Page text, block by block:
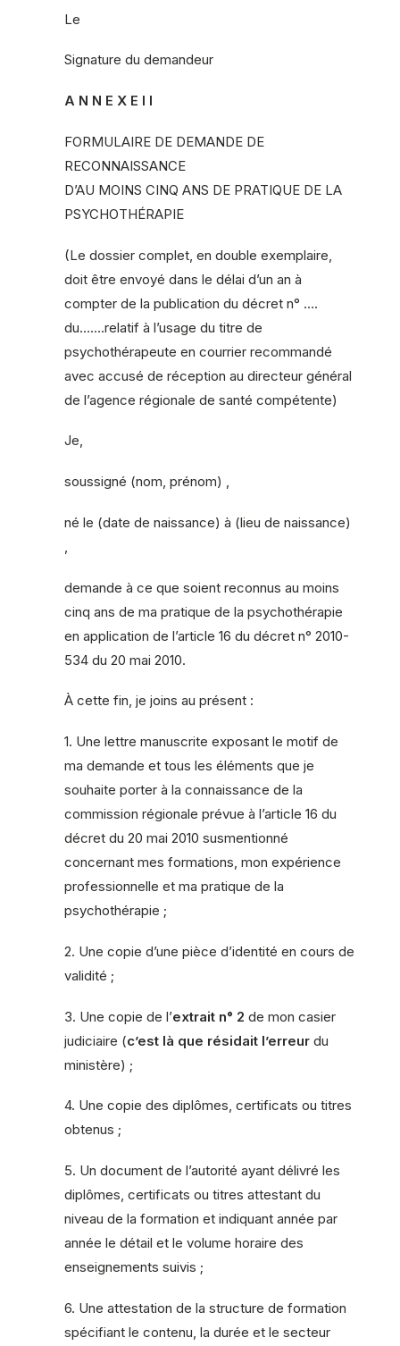
Le
Signature du demandeur
A N N E X E I I
FORMULAIRE DE DEMANDE DE
RECONNAISSANCE
D’AU MOINS CINQ ANS DE PRATIQUE DE LA
PSYCHOTHÉRAPIE
(Le dossier complet, en double exemplaire,
doit être envoyé dans le délai d’un an à
compter de la publication du décret n° ….
du…….relatif à l’usage du titre de
psychothérapeute en courrier recommandé
avec accusé de réception au directeur général
de l’agence régionale de santé compétente)
Je,
soussigné (nom, prénom) ,
né le (date de naissance) à (lieu de naissance)
demande à ce que soient reconnus au moins
cinq ans de ma pratique de la psychothérapie
en application de l’article 16 du décret n° 2010-
534 du 20 mai 2010.
À cette fin, je joins au présent :
1. Une lettre manuscrite exposant le motif de
ma demande et tous les éléments que je
souhaite porter à la connaissance de la
commission régionale prévue à l’article 16 du
décret du 20 mai 2010 susmentionné
concernant mes formations, mon expérience
professionnelle et ma pratique de la
psychothérapie ;
2. Une copie d’une pièce d’identité en cours de
validité ;
3. Une copie de l’extrait n° 2 de mon casier
judiciaire (c’est là que résidait l’erreur du
ministère) ;
4. Une copie des diplômes, certificats ou titres
obtenus ;
5. Un document de l’autorité ayant délivré les
diplômes, certificats ou titres attestant du
niveau de la formation et indiquant année par
année le détail et le volume horaire des
enseignements suivis ;
6. Une attestation de la structure de formation
spécifiant le contenu, la durée et le secteur